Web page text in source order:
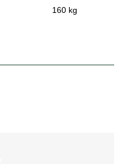
160 kg